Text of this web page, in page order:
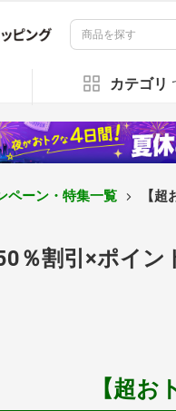
カテゴリ
ペーン・特集一覧 【
％割引×ポイ
【超